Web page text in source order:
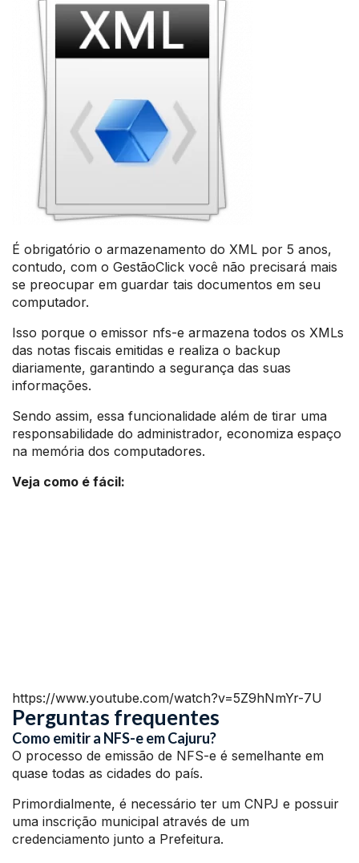
É obrigatório o armazenamento do XML por 5 anos,
contudo, com o GestãoClick você não precisará mais
se preocupar em guardar tais documentos em seu
computador.
Isso porque o emissor nfs-e armazena todos os XMLs
das notas fiscais emitidas e realiza o backup
diariamente, garantindo a segurança das suas
informações.
Sendo assim, essa funcionalidade além de tirar uma
responsabilidade do administrador, economiza espaço
na memória dos computadores.
Veja como é fácil:
https://www.youtube.com/watch?v=5Z9hNmYr-7U
Perguntas frequentes
Como emitir a NFS-e em Cajuru?
O processo de emissão de NFS-e é semelhante em
quase todas as cidades do país.
Primordialmente, é necessário ter um CNPJ e possuir
uma inscrição municipal através de um
credenciamento junto a Prefeitura.